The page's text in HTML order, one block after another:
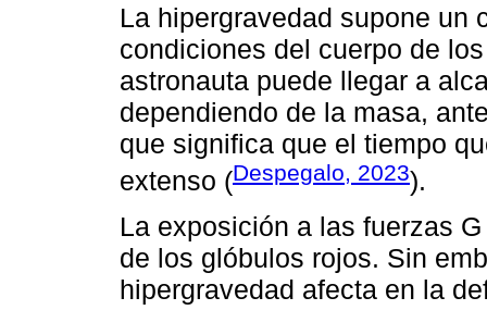
La hipergravedad supone un
condiciones del cuerpo de
astronauta puede llegar a
dependiendo de la masa,
que significa que el tiempo
extenso (Despegalo, 2023).
La exposición a las fuerzas
de los glóbulos rojos. Sin
hipergravedad afecta en la